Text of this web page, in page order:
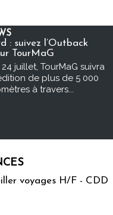
: suivez l’Outback
TourMaG
juillet, TourMaG suivra
de plus de 5 000
à travers...
voyages H/F - CDD